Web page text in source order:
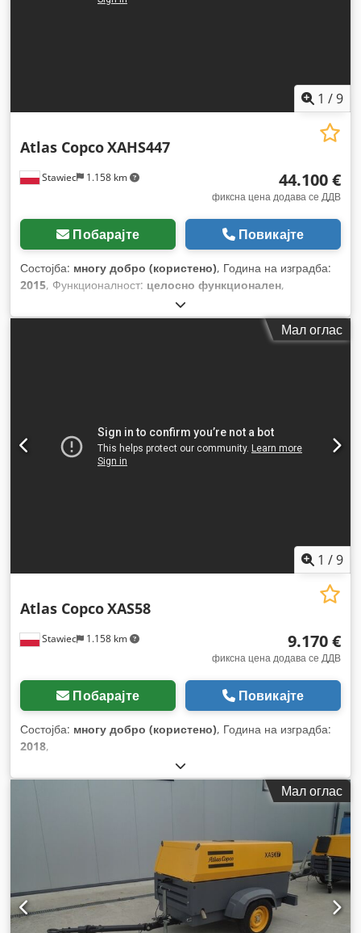
1 /9
Stawiec 1.158 km
Atlas CopcoXAHS447
44.100 €
фиксна цена додава се ДДВ
Побарајте Повикајте
Состојба: многу добро (користено), Година на изградба:
2015, Функционалност: целосно функционален,
Мал оглас
1 /9
Stawiec 1.158 km
Atlas CopcoXAS58
9.170 €
фиксна цена додава се ДДВ
Побарајте Повикајте
Состојба: многу добро (користено), Година на изградба:
2018,
Мал оглас